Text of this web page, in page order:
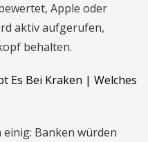
Apple oder
aktiv aufgerufen,
behalten.
Es Bei Kraken | Welches
einig: Banken würden